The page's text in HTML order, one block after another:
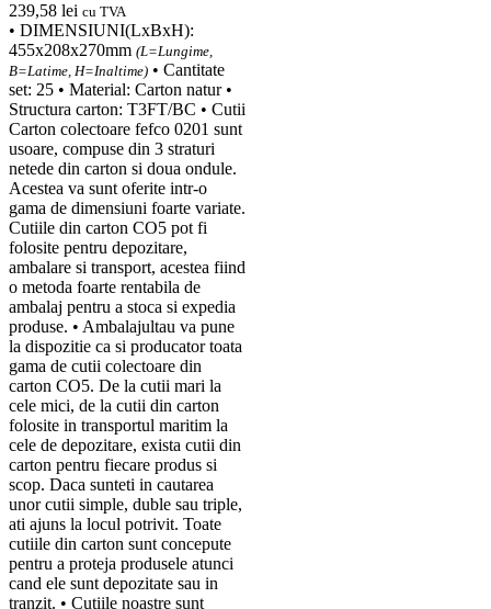
239,58 lei cu TVA
• DIMENSIUNI(LxBxH):
455x208x270mm (L=Lungime,
B=Latime, H=Inaltime) • Cantitate
set: 25 • Material: Carton natur •
Structura carton: T3FT/BC • Cutii
Carton colectoare fefco 0201 sunt
usoare, compuse din 3 straturi
netede din carton si doua ondule.
Acestea va sunt oferite intr-o
gama de dimensiuni foarte variate.
Cutiile din carton CO5 pot fi
folosite pentru depozitare,
ambalare si transport, acestea fiind
o metoda foarte rentabila de
ambalaj pentru a stoca si expedia
produse. • Ambalajultau va pune
la dispozitie ca si producator toata
gama de cutii colectoare din
carton CO5. De la cutii mari la
cele mici, de la cutii din carton
folosite in transportul maritim la
cele de depozitare, exista cutii din
carton pentru fiecare produs si
scop. Daca sunteti in cautarea
unor cutii simple, duble sau triple,
ati ajuns la locul potrivit. Toate
cutiile din carton sunt concepute
pentru a proteja produsele atunci
cand ele sunt depozitate sau in
tranzit. • Cutiile noastre sunt